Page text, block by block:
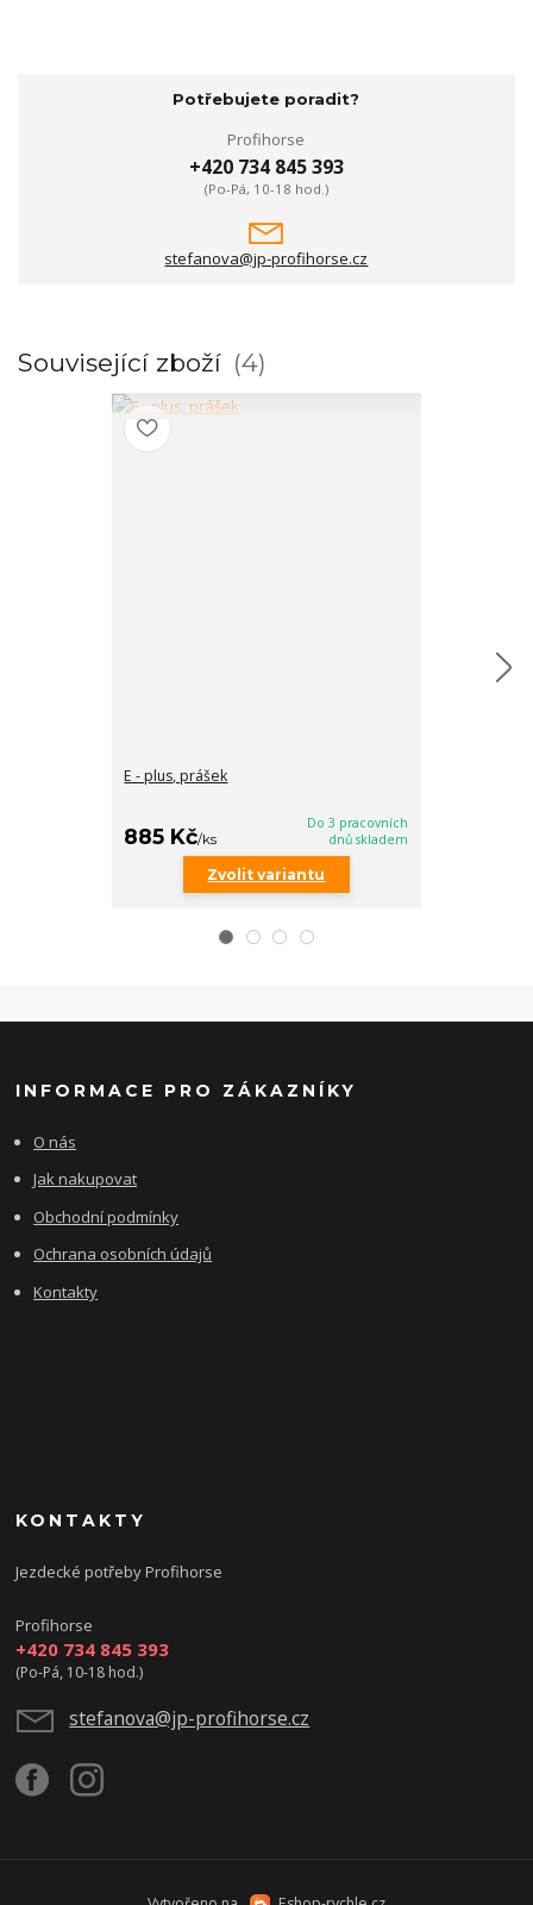
Potřebujete poradit?
Profihorse
+420 734 845 393
(Po-Pá, 10-18 hod.)
stefanova@jp-profihorse.cz
Související zboží 4
E - plus, prášek
885 Kč/ks
Do 3 pracovních
dnů skladem
Zvolit variantu
INFORMACE PRO ZÁKAZNÍKY
O nás
Jak nakupovat
Obchodní podmínky
Ochrana osobních údajů
Kontakty
KONTAKTY
Jezdecké potřeby Profihorse
Profihorse
+420 734 845 393
(Po-Pá, 10-18 hod.)
stefanova@jp-profihorse.cz